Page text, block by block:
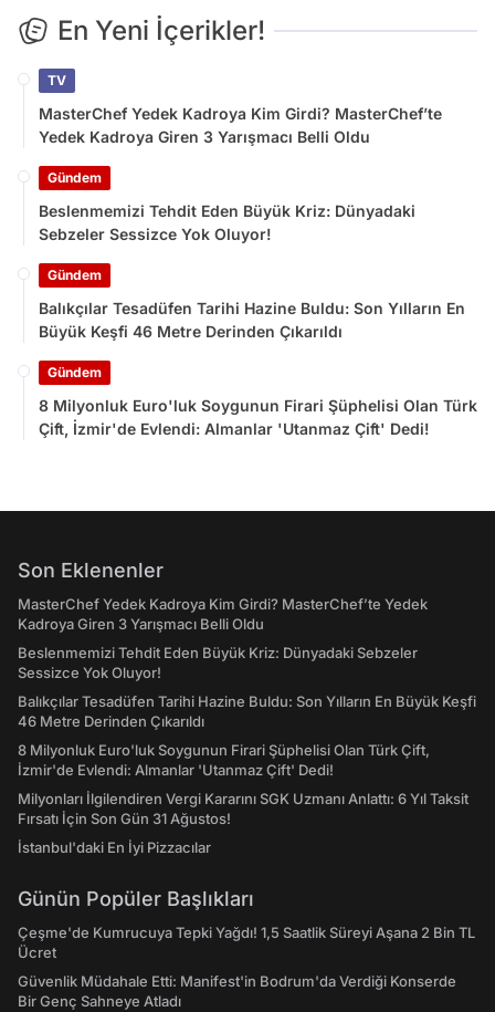
En Yeni İçerikler!
TV
MasterChef Yedek Kadroya Kim Girdi? MasterChef’te
Yedek Kadroya Giren 3 Yarışmacı Belli Oldu
Gündem
Beslenmemizi Tehdit Eden Büyük Kriz: Dünyadaki
Sebzeler Sessizce Yok Oluyor!
Gündem
Balıkçılar Tesadüfen Tarihi Hazine Buldu: Son Yılların En
Büyük Keşfi 46 Metre Derinden Çıkarıldı
Gündem
8 Milyonluk Euro'luk Soygunun Firari Şüphelisi Olan Türk
Çift, İzmir'de Evlendi: Almanlar 'Utanmaz Çift' Dedi!
Son Eklenenler
MasterChef Yedek Kadroya Kim Girdi? MasterChef’te Yedek
Kadroya Giren 3 Yarışmacı Belli Oldu
Beslenmemizi Tehdit Eden Büyük Kriz: Dünyadaki Sebzeler
Sessizce Yok Oluyor!
Balıkçılar Tesadüfen Tarihi Hazine Buldu: Son Yılların En Büyük Keşfi
46 Metre Derinden Çıkarıldı
8 Milyonluk Euro'luk Soygunun Firari Şüphelisi Olan Türk Çift,
İzmir'de Evlendi: Almanlar 'Utanmaz Çift' Dedi!
Milyonları İlgilendiren Vergi Kararını SGK Uzmanı Anlattı: 6 Yıl Taksit
Fırsatı İçin Son Gün 31 Ağustos!
İstanbul'daki En İyi Pizzacılar
Günün Popüler Başlıkları
Çeşme'de Kumrucuya Tepki Yağdı! 1,5 Saatlik Süreyi Aşana 2 Bin TL
Ücret
Güvenlik Müdahale Etti: Manifest'in Bodrum'da Verdiği Konserde
Bir Genç Sahneye Atladı